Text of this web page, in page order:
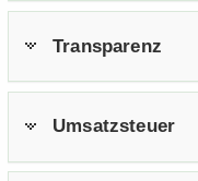
Trans­pa­renz
Um­satz­steu­er